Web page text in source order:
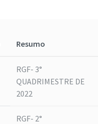
Resumo
RGF- 3°
QUADRIMESTRE DE
2022
RGF- 2°